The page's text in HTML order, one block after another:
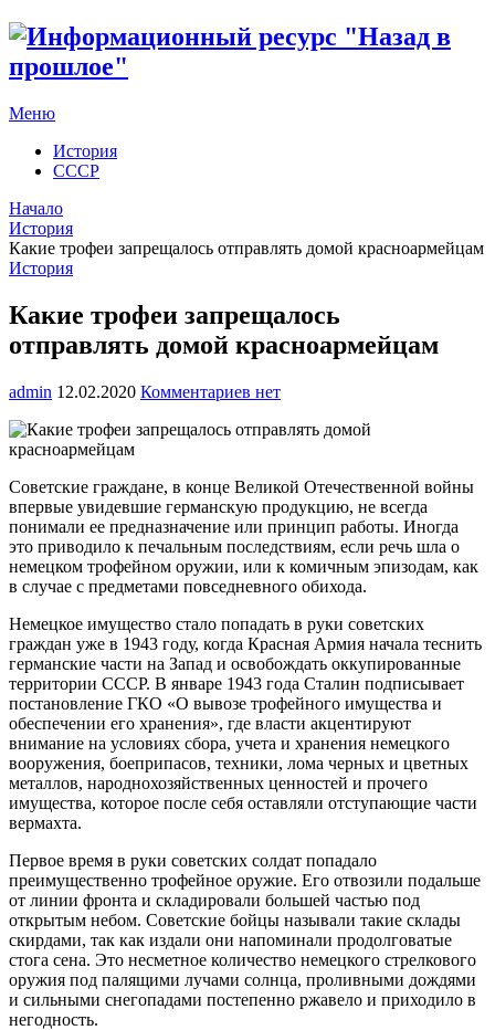
Меню
История
СССР
Начало
История
Какие трофеи запрещалось отправлять домой красноармейцам
История
Какие трофеи запрещалось
отправлять домой красноармейцам
admin 12.02.2020 Комментариев нет
Советские граждане, в конце Великой Отечественной войны
впервые увидевшие германскую продукцию, не всегда
понимали ее предназначение или принцип работы. Иногда
это приводило к печальным последствиям, если речь шла о
немецком трофейном оружии, или к комичным эпизодам, как
в случае с предметами повседневного обихода.
Немецкое имущество стало попадать в руки советских
граждан уже в 1943 году, когда Красная Армия начала теснить
германские части на Запад и освобождать оккупированные
территории СССР. В январе 1943 года Сталин подписывает
постановление ГКО «О вывозе трофейного имущества и
обеспечении его хранения», где власти акцентируют
внимание на условиях сбора, учета и хранения немецкого
вооружения, боеприпасов, техники, лома черных и цветных
металлов, народнохозяйственных ценностей и прочего
имущества, которое после себя оставляли отступающие части
вермахта.
Первое время в руки советских солдат попадало
преимущественно трофейное оружие. Его отвозили подальше
от линии фронта и складировали большей частью под
открытым небом. Советские бойцы называли такие склады
скирдами, так как издали они напоминали продолговатые
стога сена. Это несметное количество немецкого стрелкового
оружия под палящими лучами солнца, проливными дождями
и сильными снегопадами постепенно ржавело и приходило в
негодность.